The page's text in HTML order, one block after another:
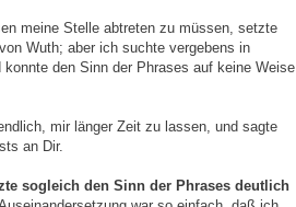
meine Stelle abtreten zu müssen, setzte
Wuth; aber ich suchte vergebens in
den Sinn der Phrases auf keine Weise
mir länger Zeit zu lassen, und sagte
an Dir.
sogleich den Sinn der Phrases deutlich